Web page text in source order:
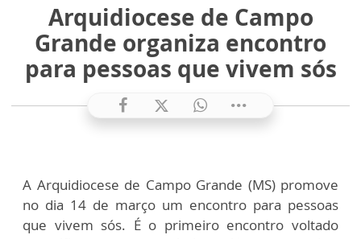
Arquidiocese de Campo
Grande organiza encontro
para pessoas que vivem sós
A Arquidiocese de Campo Grande (MS) promove
no dia 14 de março um encontro para pessoas
que vivem sós. É o primeiro encontro voltado